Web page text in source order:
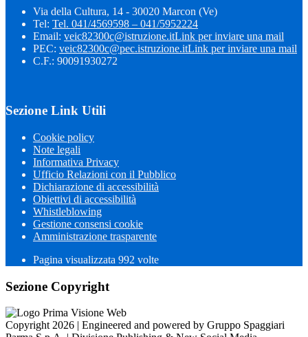
Via della Cultura, 14 - 30020 Marcon (Ve)
Tel: Tel. 041/4569598 – 041/5952224
Email: veic82300c@istruzione.itLink per inviare una mail
PEC: veic82300c@pec.istruzione.itLink per inviare una mail
C.F.: 90091930272
Sezione Link Utili
Cookie policy
Note legali
Informativa Privacy
Ufficio Relazioni con il Pubblico
Dichiarazione di accessibilità
Obiettivi di accessibilità
Whistleblowing
Gestione consensi cookie
Amministrazione trasparente
Pagina visualizzata 992 volte
Sezione Copyright
Copyright 2026 | Engineered and powered by Gruppo Spaggiari